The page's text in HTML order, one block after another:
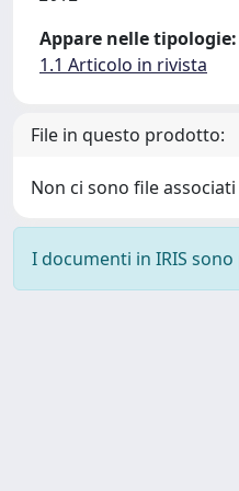
Appare nelle tipologie:
1.1 Articolo in rivista
File in questo prodotto:
Non ci sono file
I documenti in IRIS